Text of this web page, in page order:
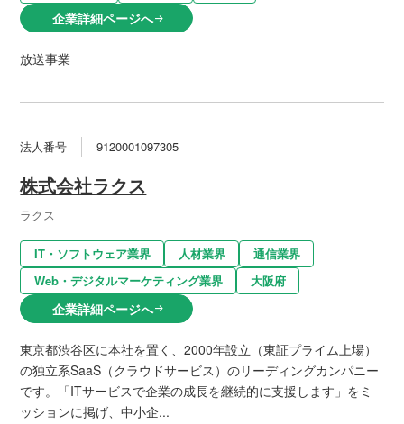
企業詳細ページへarrow_right_alt
放送事業
法人番号 9120001097305
株式会社ラクス
ラクス
IT・ソフトウェア業界 人材業界
通信業界
Web・デジタルマーケティング業界
大阪府
企業詳細ページへarrow_right_alt
東京都渋谷区に本社を置く、2000年設立（東証プライム上場）
の独立系SaaS（クラウドサービス）のリーディングカンパニー
です。「ITサービスで企業の成長を継続的に支援します」をミ
ッションに掲げ、中小企...